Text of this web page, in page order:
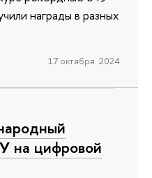
награды в разных
17 октября 2024
на цифровой